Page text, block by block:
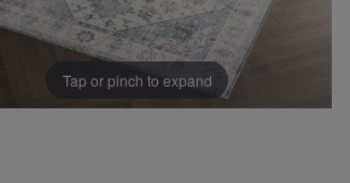
Tap or pinch to expand